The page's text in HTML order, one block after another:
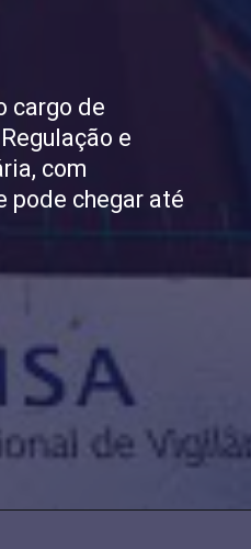
cargo de
e
com
pode chegar até